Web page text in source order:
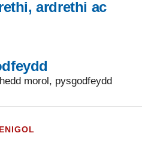
ardrethi ac
morol, pysgodfeydd